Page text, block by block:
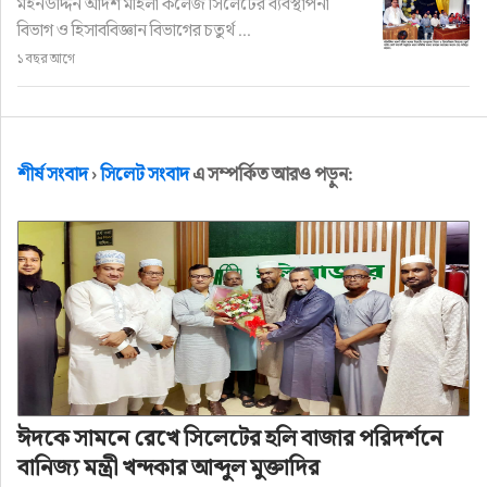
শীর্ষ সংবাদ
পিআইবি’র কর্মশালা বর্জন করল সিলেট
অনলাইন প্রেসক্লাব
প্রকাশ: ৭ মাস আগে
বিভাগ ও হিসাববিজ্ঞান বিভাগের চতুর্থ ...
১ বছর আগে
শীর্ষ সংবাদ›সিলেট সংবাদএ সম্পর্কিত আরও পড়ুন:
ঈদকে সামনে রেখে সিলেটের হলি বাজার পরিদর্শনে
বানিজ্য মন্ত্রী খন্দকার আব্দুল মুক্তাদির